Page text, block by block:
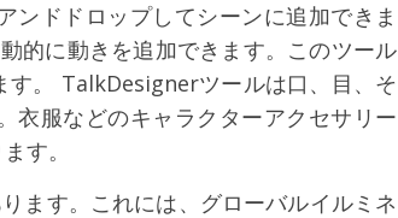
ンドドロップしてシーンに追加できま
的に動きを追加できます。このツール
す。 TalkDesignerツールは口、目、そ
衣服などのキャラクターアクセサリー
す。
ます。これには、グローバルイルミネ